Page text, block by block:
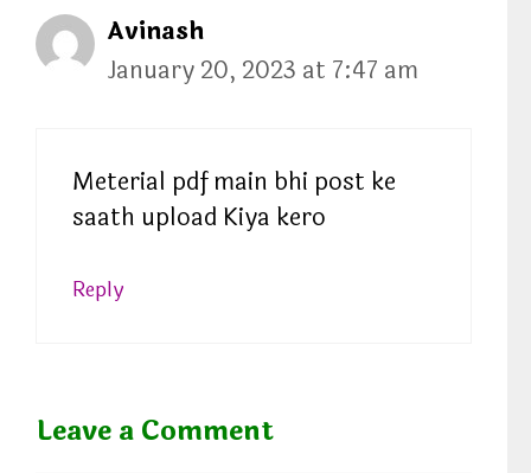
i
e
Avinash
January 20, 2023 at 7:47 am
Meterial pdf main bhi post ke
saath upload Kiya kero
Reply
Leave a Comment